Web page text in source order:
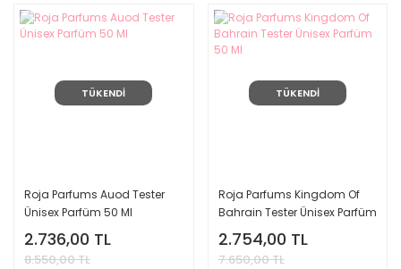
TÜKENDİ
Roja Parfums Auod Tester
Ünisex Parfüm 50 Ml
2.736,00 TL
8.550,00 TL
TÜKENDİ
Roja Parfums Kingdom Of
Bahrain Tester Ünisex Parfüm
50 Ml
2.754,00 TL
7.650,00 TL